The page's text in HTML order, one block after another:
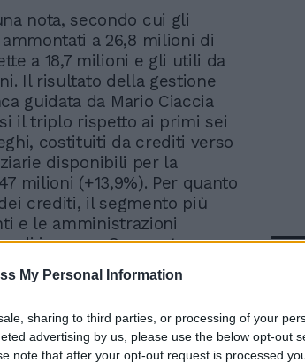
My Personal Information
sharing to third parties, or processing of your
advertising by us, please use the below opt-out
note that after your opt-out request is processed
nota, secondo cui gli
a 26,8 milioni di
a 18,7 milioni e gli utili da
Il risultato della gestione
guidata da Mario Ciaccia
il triplo rispetto ai primi sei
costituiti da crediti verso
disponibili per la
milioni (+13,9%). Per quanto
crediti, il segmento più
e le amministrazioni
imprese Corporate
(15%). La raccolta
a 1.172 milioni
milioni, in aumento
del primo gennaio 2006.